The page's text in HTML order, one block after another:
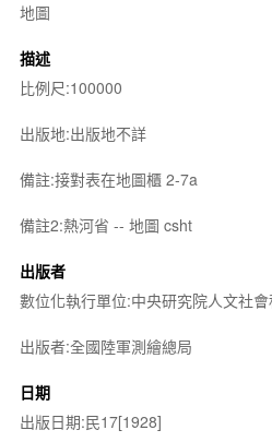
地圖
描述
比例尺:100000
出版地:出版地不詳
備註:接對表在地圖櫃 2-7a
備註2:熱河省 -- 地圖 csht
出版者
數位化執行單位:中央研究院人文社
出版者:全國陸軍測繪總局
日期
出版日期:民17[1928]